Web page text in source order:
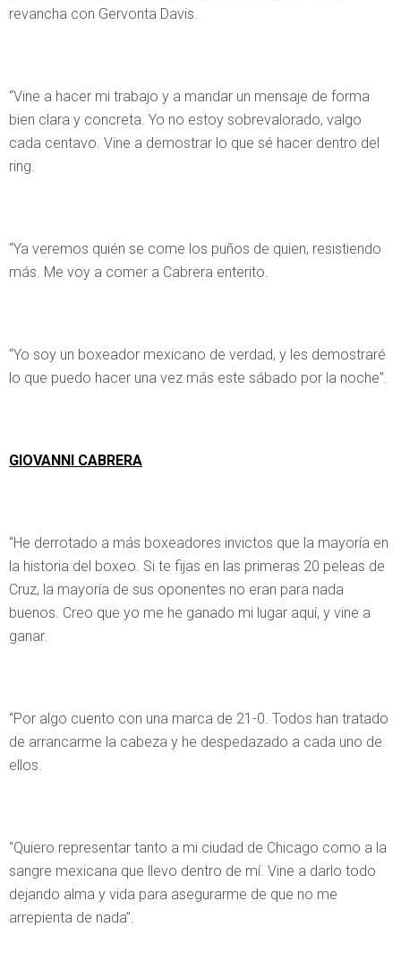
revancha con Gervonta Davis.
“Vine a hacer mi trabajo y a mandar un mensaje de forma
bien clara y concreta. Yo no estoy sobrevalorado, valgo
cada centavo. Vine a demostrar lo que sé hacer dentro del
ring.
“Ya veremos quién se come los puños de quien, resistiendo
más. Me voy a comer a Cabrera enterito.
“Yo soy un boxeador mexicano de verdad, y les demostraré
lo que puedo hacer una vez más este sábado por la noche”.
GIOVANNI CABRERA
“He derrotado a más boxeadores invictos que la mayoría en
la historia del boxeo. Si te fijas en las primeras 20 peleas de
Cruz, la mayoría de sus oponentes no eran para nada
buenos. Creo que yo me he ganado mi lugar aquí, y vine a
ganar.
“Por algo cuento con una marca de 21-0. Todos han tratado
de arrancarme la cabeza y he despedazado a cada uno de
ellos.
“Quiero representar tanto a mi ciudad de Chicago como a la
sangre mexicana que llevo dentro de mí. Vine a darlo todo
dejando alma y vida para asegurarme de que no me
arrepienta de nada”.